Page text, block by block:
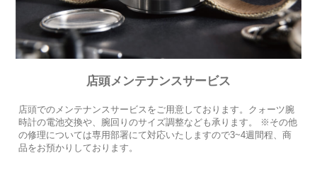
店頭メンテナンスサービス
店頭でのメンテナンスサービスをご用意しております。クォーツ腕
時計の電池交換や、腕回りのサイズ調整なども承ります。 ※その他
の修理については専用部署にて対応いたしますので3~4週間程、商
品をお預かりしております。